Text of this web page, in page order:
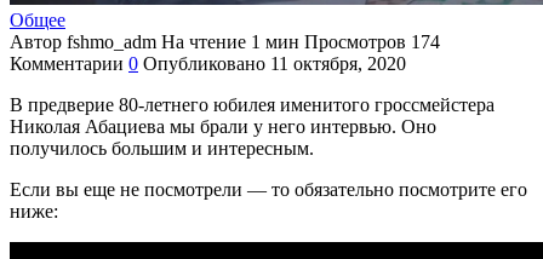
Общее
Автор fshmo_adm На чтение 1 мин Просмотров 174
Комментарии 0 Опубликовано 11 октября, 2020
В предверие 80-летнего юбилея именитого гроссмейстера
Николая Абациева мы брали у него интервью. Оно
получилось большим и интересным.
Если вы еще не посмотрели — то обязательно посмотрите его
ниже: